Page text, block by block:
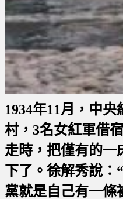
1934年11月，中
村，3名女紅軍借
走時，把僅有的一
下了。徐解秀說
黨就是自己有一條